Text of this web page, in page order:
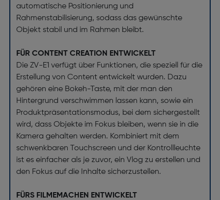
automatische Positionierung und
Rahmenstabilisierung, sodass das gewünschte
Objekt stabil und im Rahmen bleibt.
FÜR CONTENT CREATION ENTWICKELT
Die ZV-E1 verfügt über Funktionen, die speziell für die
Erstellung von Content entwickelt wurden. Dazu
gehören eine Bokeh-Taste, mit der man den
Hintergrund verschwimmen lassen kann, sowie ein
Produktpräsentationsmodus, bei dem sichergestellt
wird, dass Objekte im Fokus bleiben, wenn sie in die
Kamera gehalten werden. Kombiniert mit dem
schwenkbaren Touchscreen und der Kontrollleuchte
ist es einfacher als je zuvor, ein Vlog zu erstellen und
den Fokus auf die Inhalte sicherzustellen.
FÜRS FILMEMACHEN ENTWICKELT